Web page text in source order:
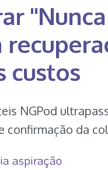
custos
NGPod
confirmação da
aspiração